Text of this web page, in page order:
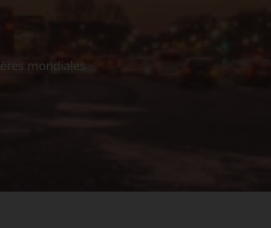
mondiales